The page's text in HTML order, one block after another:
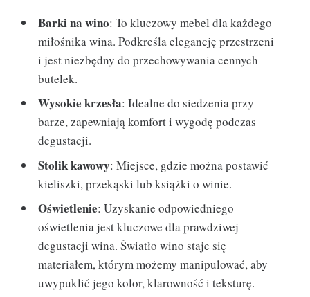
Barki na wino: To kluczowy mebel dla każdego
miłośnika wina. Podkreśla elegancję przestrzeni
i jest niezbędny do przechowywania cennych
butelek.
Wysokie krzesła: Idealne do siedzenia przy
barze, zapewniają komfort i wygodę podczas
degustacji.
Stolik kawowy: Miejsce, gdzie można postawić
kieliszki, przekąski lub książki o winie.
Oświetlenie: Uzyskanie odpowiedniego
oświetlenia jest kluczowe dla prawdziwej
degustacji wina. Światło wino staje się
materiałem, którym możemy manipulować, aby
uwypuklić jego kolor, klarowność i teksturę.